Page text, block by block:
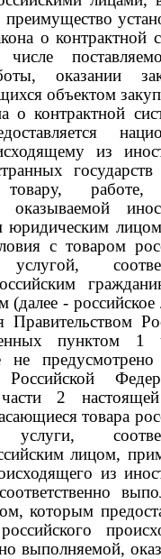
преимущество
о контрактной
оказании
объектом
о контрактной
из
товару, работе,
оказываемой
юридическим
с товаром
(далее-
Правительством
пунктом 1
не
Российской
части 2
товара
лицом,
из
которым
выполняемой,